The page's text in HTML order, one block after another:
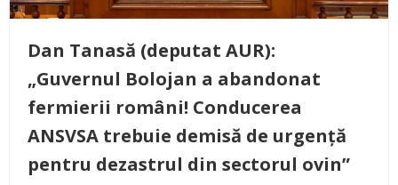
Dan Tanasă (deputat AUR):
„Guvernul Bolojan a abandonat
fermierii români! Conducerea
ANSVSA trebuie demisă de urgență
pentru dezastrul din sectorul ovin”